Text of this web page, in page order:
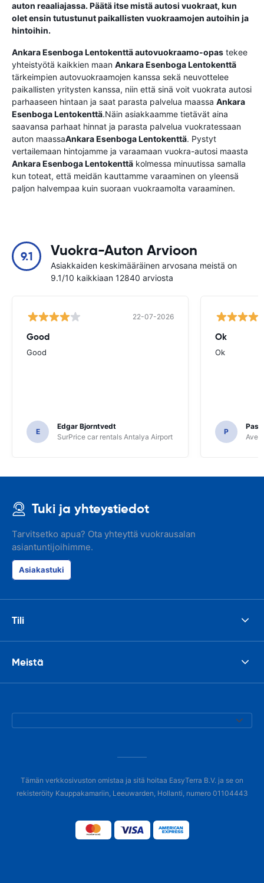
auton reaaliajassa. Päätä itse mistä autosi vuokraat, kun
olet ensin tutustunut paikallisten vuokraamojen autoihin ja
hintoihin.
Ankara Esenboga Lentokenttäautovuokraamo-opas tekee
yhteistyötä kaikkien maan Ankara Esenboga Lentokenttä
tärkeimpien autovuokraamojen kanssa sekä neuvottelee
paikallisten yritysten kanssa, niin että sinä voit vuokrata autosi
parhaaseen hintaan ja saat parasta palvelua maassa Ankara
Esenboga Lentokenttä.Näin asiakkaamme tietävät aina
saavansa parhaat hinnat ja parasta palvelua vuokratessaan
auton maassaAnkara Esenboga Lentokenttä. Pystyt
vertailemaan hintojamme ja varaamaan vuokra-autosi maasta
Ankara Esenboga Lentokenttä kolmessa minuutissa samalla
kun toteat, että meidän kauttamme varaaminen on yleensä
paljon halvempaa kuin suoraan vuokraamolta varaaminen.
9.1 Vuokra-Auton Arvioon
Asiakkaiden keskimääräinen arvosana meistä on
9.1/10 kaikkiaan 12840 arviosta
22-07-2026
Good
Good
E
Edgar Bjorntvedt
SurPrice car rentals Antalya Airport
Ok
Ok
P
Avec
Tuki ja yhteystiedot
Tarvitsetko apua? Ota yhteyttä vuokrausalan
asiantuntijoihimme.
Asiakastuki
Tili
Meistä
Tämän verkkosivuston omistaa ja sitä hoitaa EasyTerra B.V. ja se on
rekisteröity Kauppakamariin, Leeuwarden, Hollanti, numero 01104443